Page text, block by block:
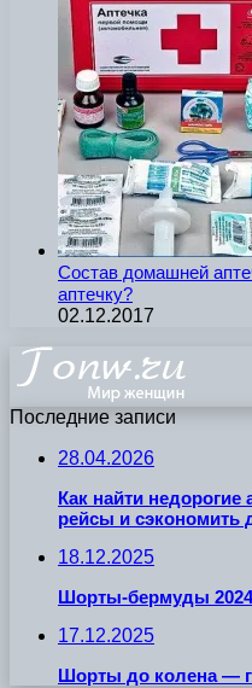
Состав домашней
аптечку?
02.12.2017
Последние записи
28.04.2026
Как найти
рейсы и сэкономить
18.12.2025
Шорты-бермуды 2024
17.12.2025
Шорты до колена —